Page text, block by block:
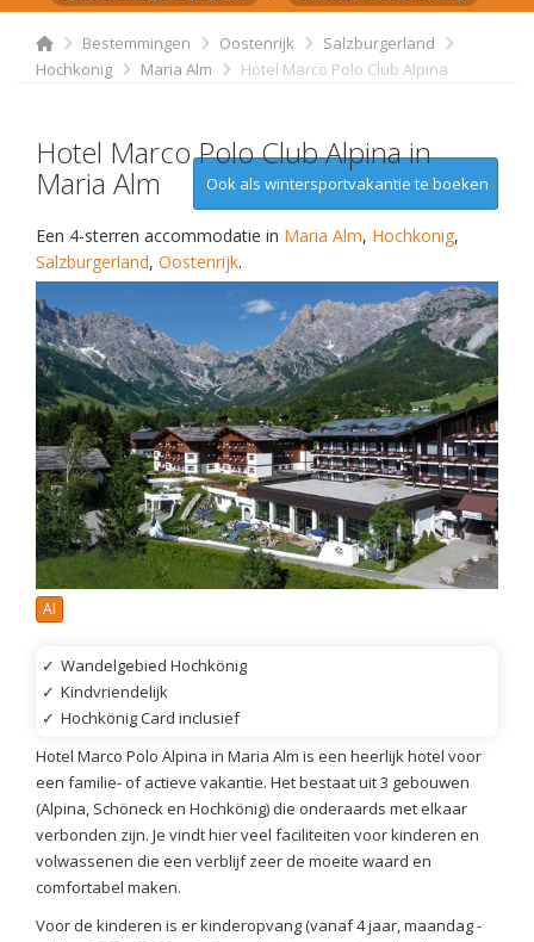
Bestemmingen Oostenrijk
Salzburgerland
Hochkonig
Maria Alm Hotel Marco Polo Club Alpina
Hotel Marco Polo Club Alpina in
Maria Alm Ook als wintersportvakantie te boeken
Een 4-sterren accommodatie in Maria Alm, Hochkonig,
Salzburgerland, Oostenrijk.
AI
✓ Wandelgebied Hochkönig
✓ Kindvriendelijk
✓ Hochkönig Card inclusief
Hotel Marco Polo Alpina in Maria Alm is een heerlijk hotel voor
een familie- of actieve vakantie. Het bestaat uit 3 gebouwen
(Alpina, Schöneck en Hochkönig) die onderaards met elkaar
verbonden zijn. Je vindt hier veel faciliteiten voor kinderen en
volwassenen die een verblijf zeer de moeite waard en
comfortabel maken.
Voor de kinderen is er kinderopvang (vanaf 4 jaar, maandag -